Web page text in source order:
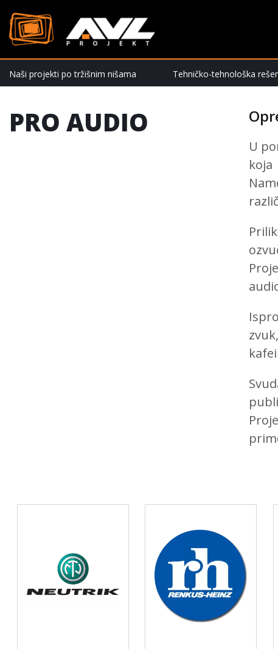
Naši projekti po tržišnim nišama Tehničko-tehnološka
PRO AUDIO
U